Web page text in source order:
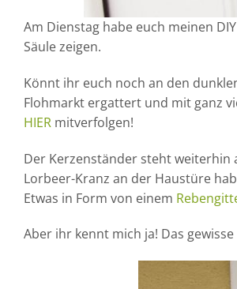
Am Dienstag habe euch meinen
Säule zeigen.
Könnt ihr euch noch an den
Flohmarkt ergattert und mit ganz
HIER mitverfolgen!
Der Kerzenständer steht weiterhin
Lorbeer-Kranz an der Haustüre
Etwas in Form von einem
Aber ihr kennt mich ja! Das